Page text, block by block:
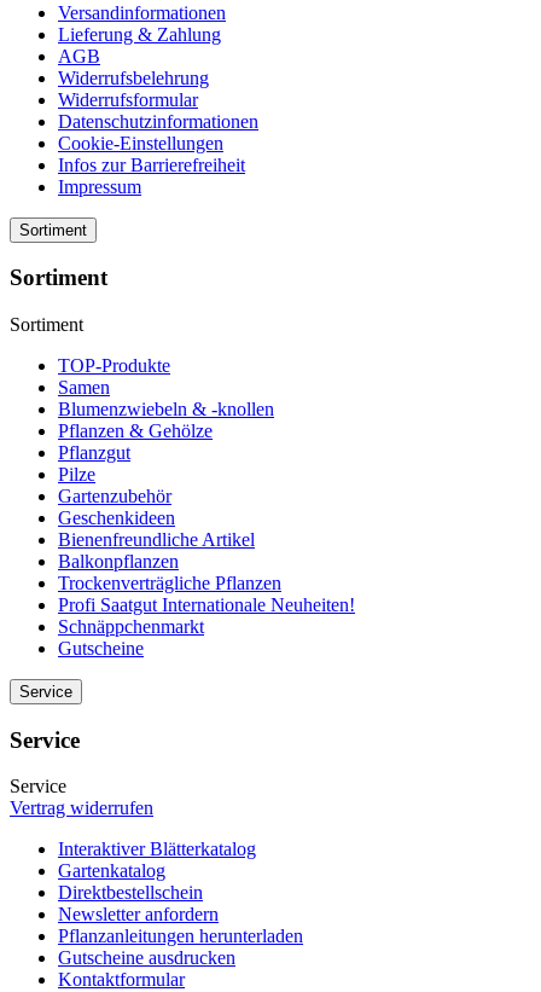
Versandinformationen
Lieferung & Zahlung
AGB
Widerrufsbelehrung
Widerrufsformular
Datenschutzinformationen
Cookie-Einstellungen
Infos zur Barrierefreiheit
Impressum
Sortiment
Sortiment
Sortiment
TOP-Produkte
Samen
Blumenzwiebeln & -knollen
Pflanzen & Gehölze
Pflanzgut
Pilze
Gartenzubehör
Geschenkideen
Bienenfreundliche Artikel
Balkonpflanzen
Trockenverträgliche Pflanzen
Profi Saatgut Internationale Neuheiten!
Schnäppchenmarkt
Gutscheine
Service
Service
Service
Vertrag widerrufen
Interaktiver Blätterkatalog
Gartenkatalog
Direktbestellschein
Newsletter anfordern
Pflanzanleitungen herunterladen
Gutscheine ausdrucken
Kontaktformular